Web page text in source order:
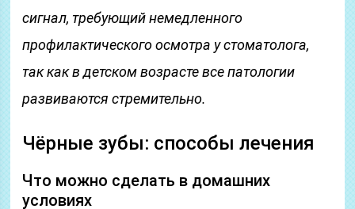
сигнал, требующий немедленного
профилактического осмотра у стоматолога,
так как в детском возрасте все патологии
развиваются стремительно.
Чёрные зубы: способы лечения
Что можно сделать в домашних
условиях